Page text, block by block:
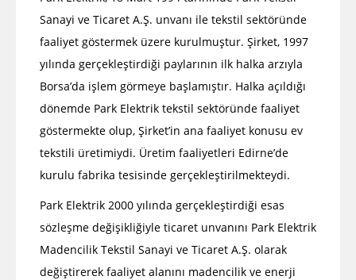
Sanayi ve Ticaret A.Ş. unvanı ile tekstil sektöründe
faaliyet göstermek üzere kurulmuştur. Şirket, 1997
yılında gerçekleştirdiği paylarının ilk halka arzıyla
Borsa’da işlem görmeye başlamıştır. Halka açıldığı
dönemde Park Elektrik tekstil sektöründe faaliyet
göstermekte olup, Şirket’in ana faaliyet konusu ev
tekstili üretimiydi. Üretim faaliyetleri Edirne’de
kurulu fabrika tesisinde gerçekleştirilmekteydi.
Park Elektrik 2000 yılında gerçekleştirdiği esas
sözleşme değişikliğiyle ticaret unvanını Park Elektrik
Madencilik Tekstil Sanayi ve Ticaret A.Ş. olarak
değiştirerek faaliyet alanını madencilik ve enerji